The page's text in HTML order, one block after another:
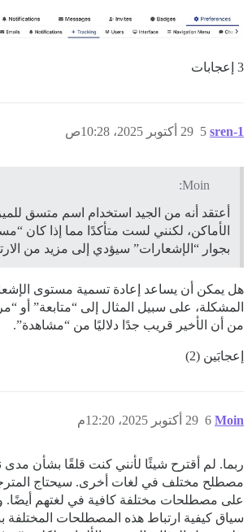
3 إعجابات
sren-1 29 أكتوبر 2025، 10:28ص 5
Moin:
أعتقد أنه من الجيد استخدام اسم متسق
الأماكن، لكنني لست متأكدًا مما إذا كان
بجوار “الإشعارات” سيؤدي إلى مزيد من
هل يمكن أن يساعد إعادة تسمية مستوى
المشكلة، على سبيل المثال إلى “متابعة” أو
من أن الأخير قريب جدًا دلاليًا من “مشاهدة”.
إعجابَين (2)
Moin 29 أكتوبر 2025، 12:20م 6
ربما. لم أقترح شيئًا لأنني كنت قلقًا بشأن مدى
مصطلح مختلف في لغات أخرى. سيحتاج
على مصطلحات مختلفة كافية في لغتهم أيضًا.
سياق كيفية ارتباط هذه المصطلحات المختلفة